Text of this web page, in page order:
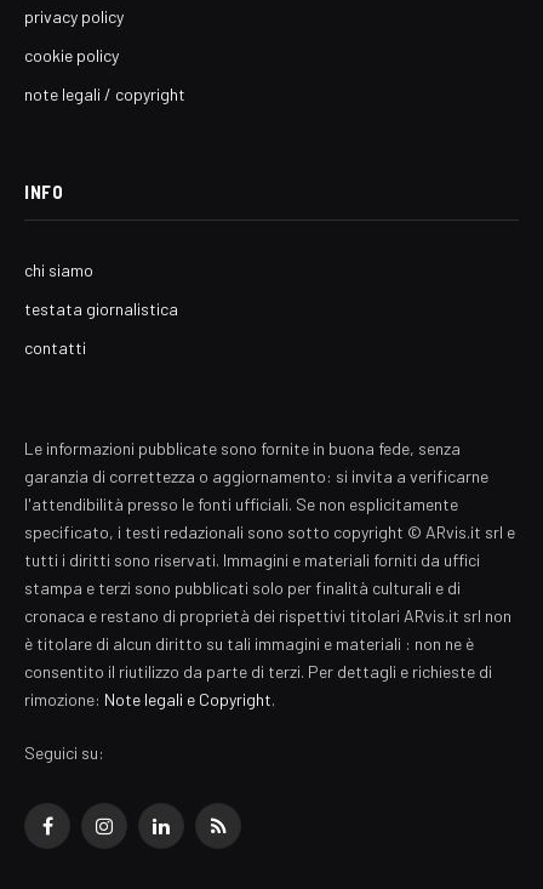
privacy policy
cookie policy
note legali / copyright
INFO
chi siamo
testata giornalistica
contatti
Le informazioni pubblicate sono fornite in buona fede, senza
garanzia di correttezza o aggiornamento: si invita a verificarne
l'attendibilità presso le fonti ufficiali. Se non esplicitamente
specificato, i testi redazionali sono sotto copyright © ARvis.it srl e
tutti i diritti sono riservati. Immagini e materiali forniti da uffici
stampa e terzi sono pubblicati solo per finalità culturali e di
cronaca e restano di proprietà dei rispettivi titolari ARvis.it srl non
è titolare di alcun diritto su tali immagini e materiali : non ne è
consentito il riutilizzo da parte di terzi. Per dettagli e richieste di
rimozione: Note legali e Copyright.
Seguici su:
FacebookInstagramLinkedInRSS